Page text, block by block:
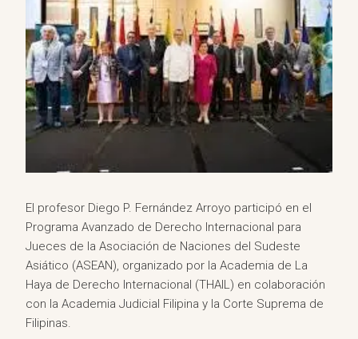
El profesor Diego P. Fernández Arroyo participó en el
Programa Avanzado de Derecho Internacional para
Jueces de la Asociación de Naciones del Sudeste
Asiático (ASEAN), organizado por la Academia de La
Haya de Derecho Internacional (THAIL) en colaboración
con la Academia Judicial Filipina y la Corte Suprema de
Filipinas.